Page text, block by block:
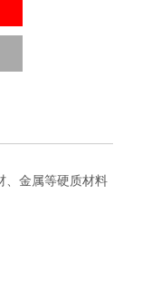
、金属等硬质材料